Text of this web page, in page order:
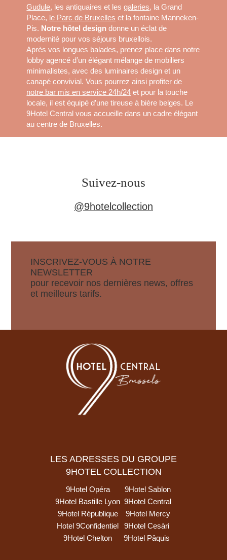
Gudule, les antiquaires et lesgaleries, la Grand
Place, le Parc de Bruxelles et la fontaine Manneken-
Pis. Notre hôtel design donne un éclat de
modernité pour vos séjours bruxellois.
Après vos longues balades, prenez place dans notre
lobby agencé d’un élégant mélange de mobiliers
minimalistes, avec des luminaires design et un
canapé convivial. Vous pourrez ainsi profiter de
notre bar mis en service 24h/24 et pour la touche
locale, il est équipé d’une tireuse à bière belges. Le
9Hotel Central vous accueille dans un cadre élégant
au centre de Bruxelles.
Suivez-nous
@9hotelcollection
INSCRIVEZ-VOUS À NOTRE
NEWSLETTER
pour recevoir nos dernières news, offres
et meilleurs tarifs.
LES ADRESSES DU GROUPE
9HOTEL COLLECTION
9Hotel Opéra
9Hotel Sablon
9Hotel Bastille Lyon 9Hotel Central
9Hotel République
9Hotel Mercy
Hotel 9Confidentiel
9Hotel Cesàri
9Hotel Chelton
9Hotel Pâquis